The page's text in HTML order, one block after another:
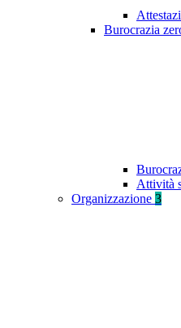
Burocrazia
Attività
Organizzazione 3